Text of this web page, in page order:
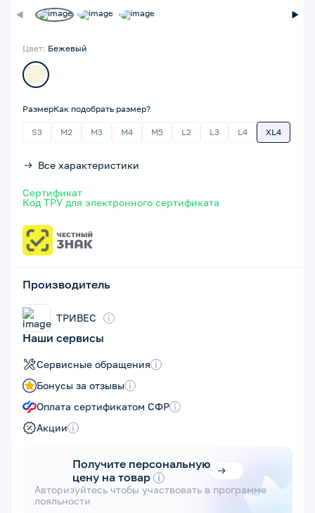
Цвет: Бежевый
РазмерКак подобрать размер?
S3 M2 M3 M4 M5 L2 L3 L4 XL4
Все характеристики
Сертификат
Код ТРУ для электронного сертификата
Производитель
ТРИВЕС i
Наши сервисы
Сервисные обращения i
Бонусы за отзывы i
Оплата сертификатом СФР i
Акции i
Получите персональную
цену на товар i
Авторизуйтесь чтобы участвовать в программе
лояльности